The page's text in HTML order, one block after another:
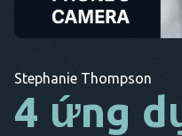
Stephanie Thompson
4 ứng